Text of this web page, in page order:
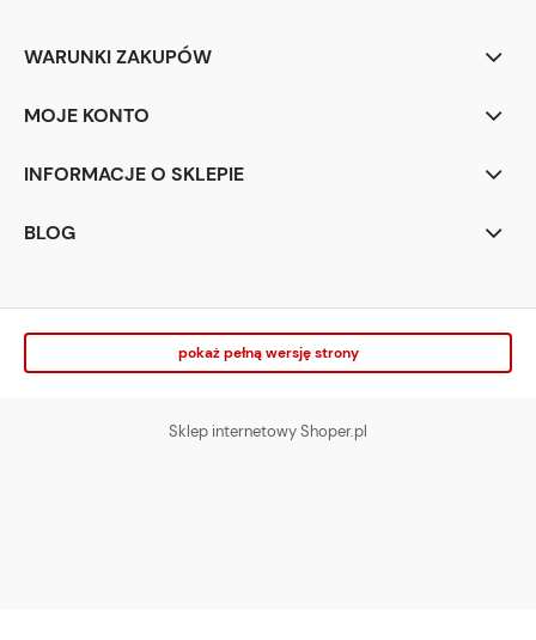
WARUNKI ZAKUPÓW
MOJE KONTO
INFORMACJE O SKLEPIE
BLOG
pokaż pełną wersję strony
Sklep internetowy Shoper.pl